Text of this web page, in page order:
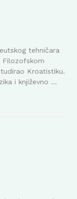
tehničara
Filozofskom
Kroatistiku.
i književno ...